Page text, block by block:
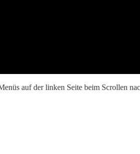
auf der linken Seite beim Scrollen